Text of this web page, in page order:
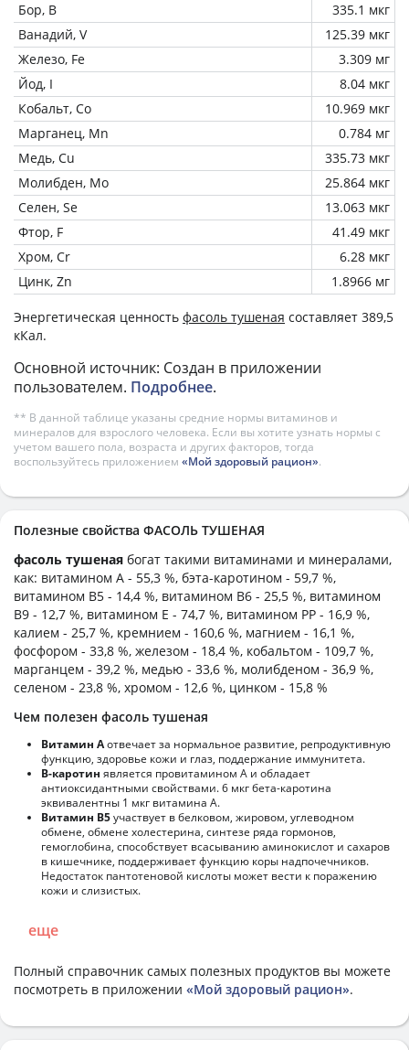
Бор, B
335.1 мкг
Ванадий, V
125.39 мкг
Железо, Fe
3.309 мг
Йод, I
8.04 мкг
Кобальт, Co
10.969 мкг
Марганец, Mn
0.784 мг
Медь, Cu
335.73 мкг
Молибден, Mo
25.864 мкг
Селен, Se
13.063 мкг
Фтор, F
41.49 мкг
Хром, Cr
6.28 мкг
Цинк, Zn
1.8966 мг
Энергетическая ценность фасоль тушеная составляет 389,5
кКал.
Основной источник: Создан в приложении
пользователем. Подробнее.
** В данной таблице указаны средние нормы витаминов и
минералов для взрослого человека. Если вы хотите узнать нормы с
учетом вашего пола, возраста и других факторов, тогда
воспользуйтесь приложением «Мой здоровый рацион».
Полезные свойства ФАСОЛЬ ТУШЕНАЯ
фасоль тушеная богат такими витаминами и минералами,
как: витамином А - 55,3 %, бэта-каротином - 59,7 %,
витамином B5 - 14,4 %, витамином B6 - 25,5 %, витамином
B9 - 12,7 %, витамином E - 74,7 %, витамином PP - 16,9 %,
калием - 25,7 %, кремнием - 160,6 %, магнием - 16,1 %,
фосфором - 33,8 %, железом - 18,4 %, кобальтом - 109,7 %,
марганцем - 39,2 %, медью - 33,6 %, молибденом - 36,9 %,
селеном - 23,8 %, хромом - 12,6 %, цинком - 15,8 %
Чем полезен фасоль тушеная
Витамин Аотвечает за нормальное развитие, репродуктивную
функцию, здоровье кожи и глаз, поддержание иммунитета.
В-каротин является провитамином А и обладает
антиоксидантными свойствами. 6 мкг бета-каротина
эквивалентны 1 мкг витамина А.
Витамин В5участвует в белковом, жировом, углеводном
обмене, обмене холестерина, синтезе ряда гормонов,
гемоглобина, способствует всасыванию аминокислот и сахаров
в кишечнике, поддерживает функцию коры надпочечников.
Недостаток пантотеновой кислоты может вести к поражению
кожи и слизистых.
еще
Полный справочник самых полезных продуктов вы можете
посмотреть в приложении «Мой здоровый рацион».